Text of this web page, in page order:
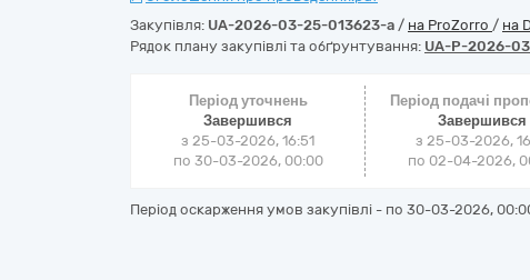
Закупівля: UA-2026-03-25-013623-a / на ProZorro / на
Рядок плану закупівлі та обґрунтування: UA-P-2026-
Період уточнень
Завершився
з 25-03-2026, 16:51
по 30-03-2026, 00:00
Період подачі
Завершився
з 25-03-2026,
по 02-04-2026,
Період оскарження умов закупівлі - по 30-03-2026,